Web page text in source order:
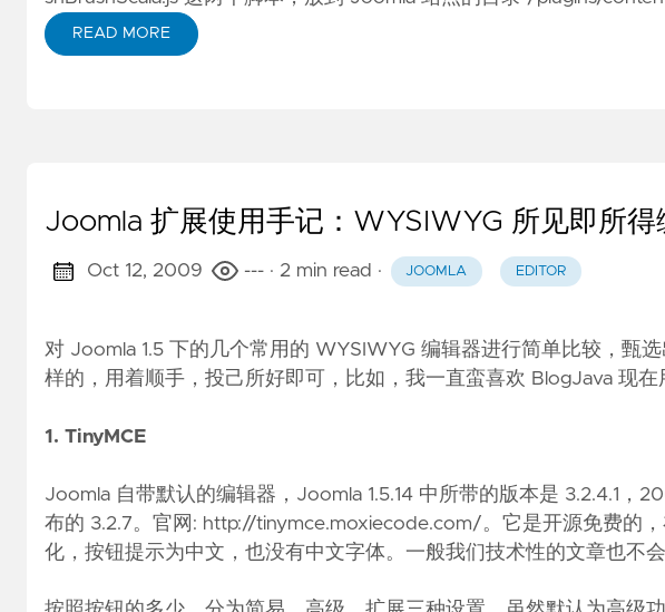
READ MORE
Joomla 扩展使用手记：WYSIWYG 所见即所得
Oct 12, 2009 --- · 2 min read · JOOMLA EDITOR
对 Joomla 1.5 下的几个常用的 WYSIWYG 编辑器进行简单比较，甄
样的，用着顺手，投己所好即可，比如，我一直蛮喜欢 BlogJava 现在
1. TinyMCE
Joomla 自带默认的编辑器，Joomla 1.5.14 中所带的版本是 3.2.4.1
布的 3.2.7。官网: http://tinymce.moxiecode.com/。它是开源免费的
化，按钮提示为中文，也没有中文字体。一般我们技术性的文章也不